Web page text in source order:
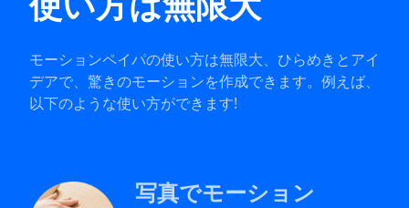
モーションペイパの使い方は無限大、ひらめきとアイ
デアで、驚きのモーションを作成できます。例えば、
以下のような使い方ができます!
写真でモーション